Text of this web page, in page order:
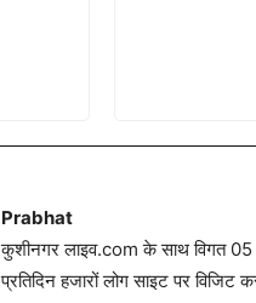
Prabhat
कुशीनगर लाइव.com के साथ विगत 05
प्रतिदिन हजारों लोग साइट पर विजिट